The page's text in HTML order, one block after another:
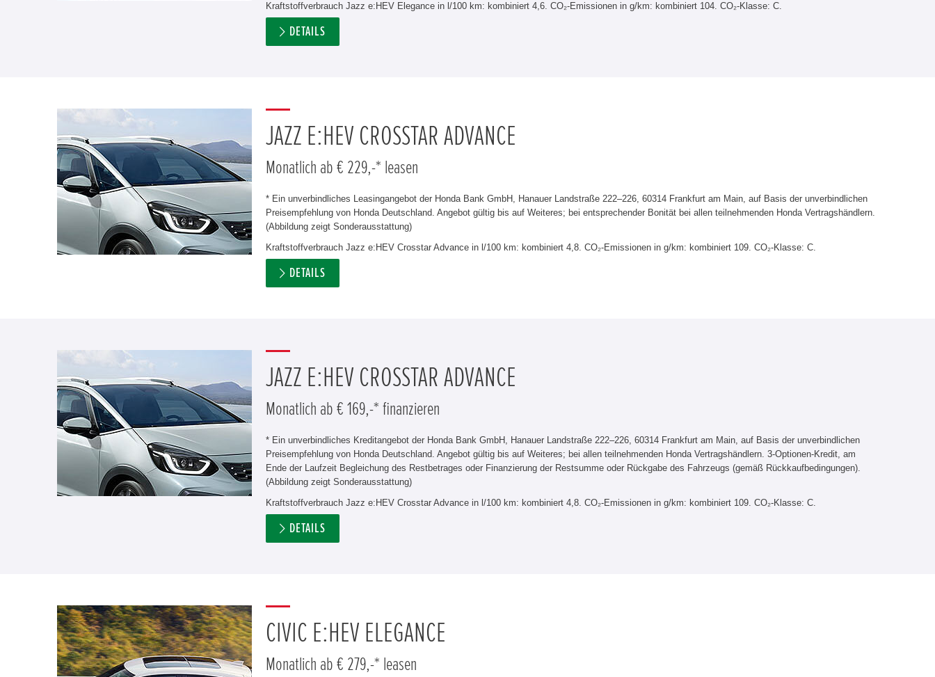
Kraftstoffverbrauch Jazz e:HEV Elegance in l/100 km: kombiniert 4,6. CO₂-Emissionen in g/km: kombiniert 104. CO₂-Klasse: C.
DETAILS
JAZZ E:HEV CROSSTAR ADVANCE
Monatlich ab € 229,-* leasen
* Ein unverbindliches Leasingangebot der Honda Bank GmbH, Hanauer Landstraße 222–226, 60314 Frankfurt am Main, auf Basis der unverbindlichen
Preisempfehlung von Honda Deutschland. Angebot gültig bis auf Weiteres; bei entsprechender Bonität bei allen teilnehmenden Honda Vertragshändlern.
(Abbildung zeigt Sonderausstattung)
Kraftstoffverbrauch Jazz e:HEV Crosstar Advance in l/100 km: kombiniert 4,8. CO₂-Emissionen in g/km: kombiniert 109. CO₂-Klasse: C.
DETAILS
JAZZ E:HEV CROSSTAR ADVANCE
Monatlich ab € 169,-* finanzieren
* Ein unverbindliches Kreditangebot der Honda Bank GmbH, Hanauer Landstraße 222–226, 60314 Frankfurt am Main, auf Basis der unverbindlichen
Preisempfehlung von Honda Deutschland. Angebot gültig bis auf Weiteres; bei allen teilnehmenden Honda Vertragshändlern. 3-Optionen-Kredit, am
Ende der Laufzeit Begleichung des Restbetrages oder Finanzierung der Restsumme oder Rückgabe des Fahrzeugs (gemäß Rückkaufbedingungen).
(Abbildung zeigt Sonderausstattung)
Kraftstoffverbrauch Jazz e:HEV Crosstar Advance in l/100 km: kombiniert 4,8. CO₂-Emissionen in g/km: kombiniert 109. CO₂-Klasse: C.
DETAILS
CIVIC E:HEV ELEGANCE
Monatlich ab € 279,-* leasen